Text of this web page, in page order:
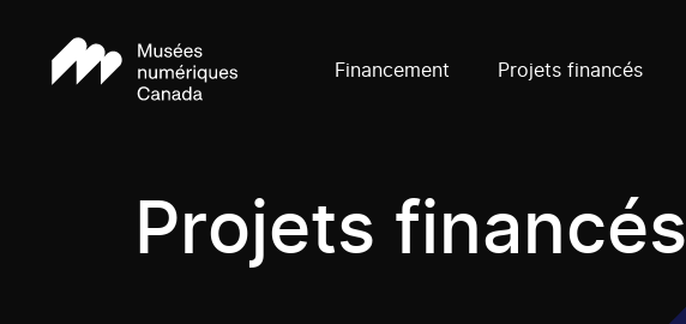
Financement Projets financés
Projets financés